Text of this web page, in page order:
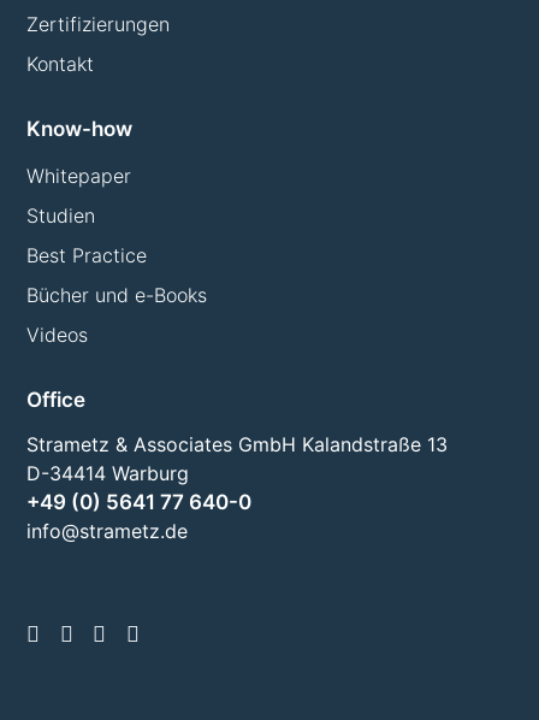
Zertifizierungen
Kontakt
Know-how
Whitepaper
Studien
Best Practice
Bücher und e-Books
Videos
Office
Strametz & Associates GmbH Kalandstraße 13
D-34414 Warburg
+49 (0) 5641 77 640-0
info@strametz.de